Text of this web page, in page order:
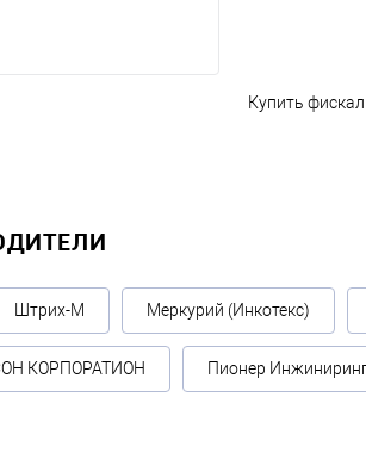
Купить
Штрих-М Меркурий (Инкотекс)
КОРПОРАТИОН Пионер